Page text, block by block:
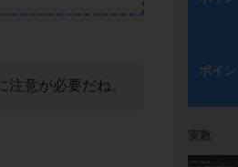
意が必要だね。
ポイン
実数